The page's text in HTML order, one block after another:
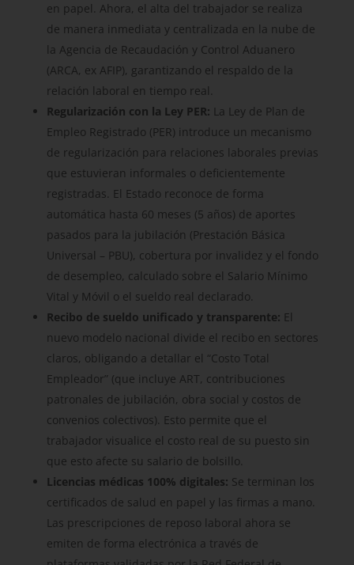
en papel. Ahora, el alta del trabajador se realiza
de manera inmediata y centralizada en la nube de
la Agencia de Recaudación y Control Aduanero
(ARCA, ex AFIP), garantizando el respaldo de la
relación laboral en tiempo real.
Regularización con la Ley PER: La Ley de Plan de
Empleo Registrado (PER) introduce un mecanismo
de regularización para relaciones laborales previas
que estuvieran informales o deficientemente
registradas. El Estado reconoce de forma
automática hasta 60 meses (5 años) de aportes
pasados para la jubilación (Prestación Básica
Universal – PBU), cobertura por invalidez y el fondo
de desempleo, calculado sobre el Salario Mínimo
Vital y Móvil o el sueldo real declarado.
Recibo de sueldo unificado y transparente: El
nuevo modelo nacional divide el recibo en sectores
claros, obligando a detallar el “Costo Total
Empleador” (que incluye ART, contribuciones
patronales de jubilación, obra social y costos de
convenios colectivos). Esto permite que el
trabajador visualice el costo real de su puesto sin
que esto afecte su salario de bolsillo.
Licencias médicas 100% digitales: Se terminan los
certificados de salud en papel y las firmas a mano.
Las prescripciones de reposo laboral ahora se
emiten de forma electrónica a través de